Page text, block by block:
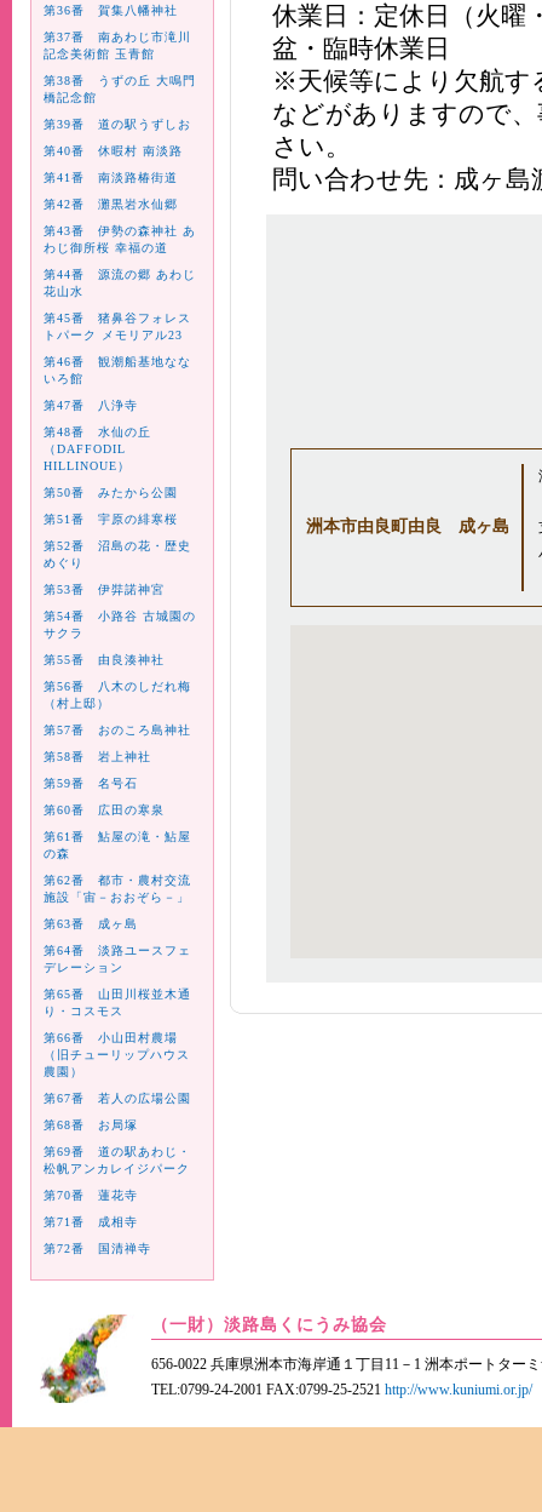
第36番 賀集八幡神社
第37番 南あわじ市滝川
記念美術館 玉青館
第38番 うずの丘 大鳴門
橋記念館
第39番 道の駅うずしお
第40番 休暇村 南淡路
第41番 南淡路椿街道
第42番 灘黒岩水仙郷
第43番 伊勢の森神社 あ
わじ御所桜 幸福の道
第44番 源流の郷 あわじ
花山水
第45番 猪鼻谷フォレス
トパーク メモリアル23
第46番 観潮船基地なな
いろ館
第47番 八浄寺
第48番 水仙の丘
（DAFFODIL
HILLINOUE）
第50番 みたから公園
第51番 宇原の緋寒桜
第52番 沼島の花・歴史
めぐり
第53番 伊弉諾神宮
第54番 小路谷 古城園の
サクラ
第55番 由良湊神社
第56番 八木のしだれ梅
（村上邸）
第57番 おのころ島神社
第58番 岩上神社
第59番 名号石
第60番 広田の寒泉
第61番 鮎屋の滝・鮎屋
の森
第62番 都市・農村交流
施設「宙－おおぞら－」
第63番 成ヶ島
第64番 淡路ユースフェ
デレーション
第65番 山田川桜並木通
り・コスモス
第66番 小山田村農場
（旧チューリップハウス
農園）
第67番 若人の広場公園
第68番 お局塚
第69番 道の駅あわじ・
松帆アンカレイジパーク
第70番 蓮花寺
第71番 成相寺
第72番 国清禅寺
休業日：定休日（火曜
盆・臨時休業日
※天候等により欠航す
などがありますので
さい。
問い合わせ先：成ヶ
洲本市由良町由良 成ヶ島
（一財）淡路島くにうみ協会
656-0022 兵庫県洲本市海岸通１丁目11－1 洲本ポートター
TEL:0799-24-2001 FAX:0799-25-2521 http://www.kuniumi.or.jp/